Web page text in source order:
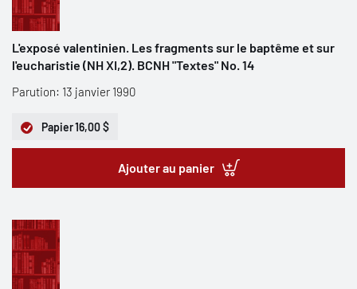
L'exposé valentinien. Les fragments sur le baptême et sur
l'eucharistie (NH XI,2). BCNH "Textes" No. 14
Parution: 13 janvier 1990
Papier16,00 $
Ajouter au panier